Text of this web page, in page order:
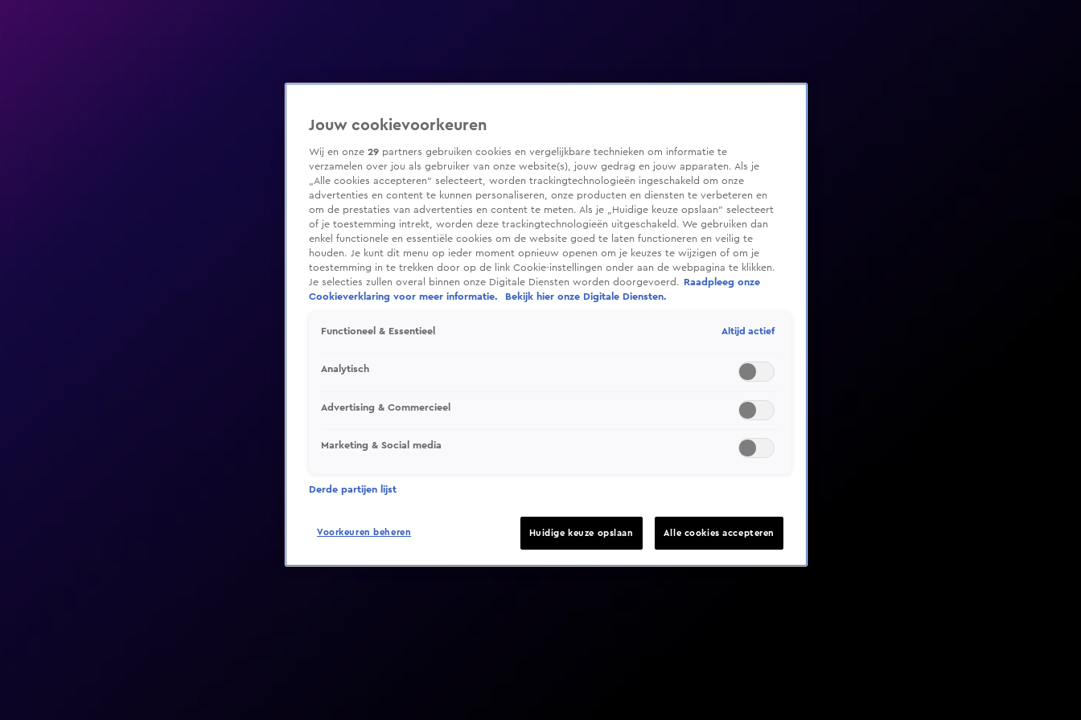
Video helaas niet gevonden
Jouw cookievoorkeuren
Wij en onze 29 partners gebruiken cookies en vergelijkbare technieken om informatie te
verzamelen over jou als gebruiker van onze website(s), jouw gedrag en jouw apparaten. Als je
„Alle cookies accepteren” selecteert, worden trackingtechnologieën ingeschakeld om onze
advertenties en content te kunnen personaliseren, onze producten en diensten te verbeteren en
om de prestaties van advertenties en content te meten. Als je „Huidige keuze opslaan” selecteert
of je toestemming intrekt, worden deze trackingtechnologieën uitgeschakeld. We gebruiken dan
enkel functionele en essentiële cookies om de website goed te laten functioneren en veilig te
houden. Je kunt dit menu op ieder moment opnieuw openen om je keuzes te wijzigen of om je
toestemming in te trekken door op de link Cookie-instellingen onder aan de webpagina te klikken.
Je selecties zullen overal binnen onze Digitale Diensten worden doorgevoerd.
Raadpleeg onze
Cookieverklaring voor meer informatie.
Bekijk hier onze Digitale Diensten.
Functioneel & Essentieel Altijd actief
Analytisch
Advertising & Commercieel
Marketing & Social media
Derde partijen lijst
Voorkeuren beheren Huidige keuze opslaan Alle cookies accepteren